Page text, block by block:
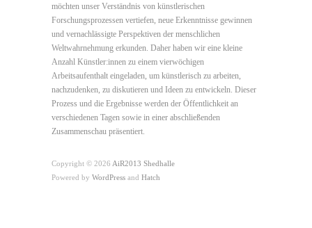
möchten unser Verständnis von künstlerischen
Forschungsprozessen vertiefen, neue Erkenntnisse gewinnen
und vernachlässigte Perspektiven der menschlichen
Weltwahrnehmung erkunden. Daher haben wir eine kleine
Anzahl Künstler:innen zu einem vierwöchigen
Arbeitsaufenthalt eingeladen, um künstlerisch zu arbeiten,
nachzudenken, zu diskutieren und Ideen zu entwickeln. Dieser
Prozess und die Ergebnisse werden der Öffentlichkeit an
verschiedenen Tagen sowie in einer abschließenden
Zusammenschau präsentiert.
Copyright © 2026 AiR2013 Shedhalle
Powered by WordPress and Hatch